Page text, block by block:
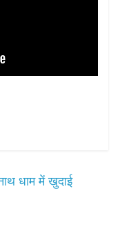
e धाम में खुदाई